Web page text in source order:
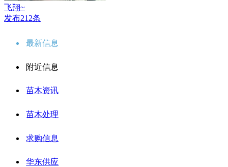
飞翔~
发布212条
最新信息
附近信息
苗木资讯
苗木处理
求购信息
华东供应